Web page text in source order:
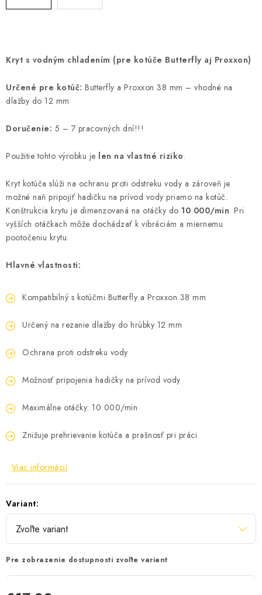
Kryt s vodným chladením (pre kotúče Butterfly aj Proxxon)
Určené pre kotúč: Butterfly a Proxxon 38 mm – vhodné na
dlažby do 12 mm
Doručenie: 5 – 7 pracovných dní!!!
Použitie tohto výrobku je len na vlastné riziko.
Kryt kotúča slúži na ochranu proti odstreku vody a zároveň je
možné naň pripojiť hadičku na prívod vody priamo na kotúč.
Konštrukcia krytu je dimenzovaná na otáčky do 10 000/min. Pri
vyšších otáčkach môže dochádzať k vibráciám a miernemu
pootočeniu krytu.
Hlavné vlastnosti:
Kompatibilný s kotúčmi Butterfly a Proxxon 38 mm
Určený na rezanie dlažby do hrúbky 12 mm
Ochrana proti odstreku vody
Možnosť pripojenia hadičky na prívod vody
Maximálne otáčky: 10 000/min
Znižuje prehrievanie kotúča a prašnosť pri práci
Viac informácií
Variant:
Pre zobrazenie dostupnosti zvoľte variant